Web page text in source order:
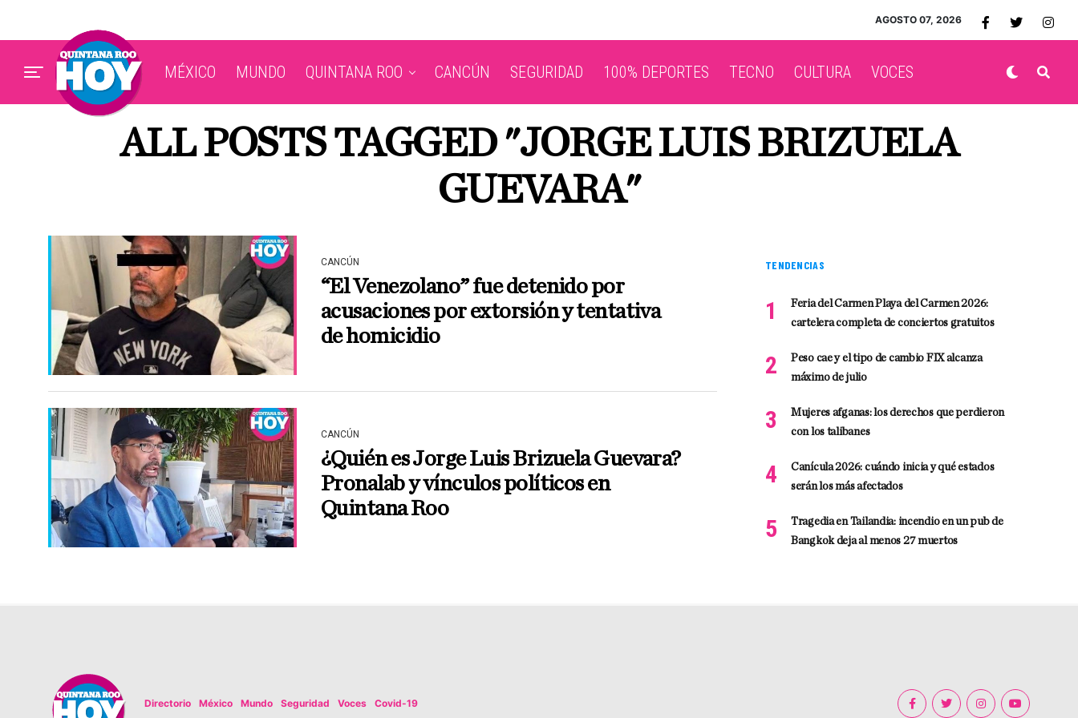
AGOSTO 07, 2026
MÉXICO MUNDO QUINTANA ROO CANCÚN SEGURIDAD 100% DEPORTES TECNO CULTURA VOCES
ALL POSTS TAGGED "JORGE LUIS BRIZUELA
GUEVARA"
CANCÚN
“El Venezolano” fue detenido por
acusaciones por extorsión y tentativa
de homicidio
CANCÚN
¿Quién es Jorge Luis Brizuela Guevara?
Pronalab y vínculos políticos en
Quintana Roo
TENDENCIAS
Feria del Carmen Playa del Carmen 2026:
cartelera completa de conciertos gratuitos
Peso cae y el tipo de cambio FIX alcanza
máximo de julio
Mujeres afganas: los derechos que perdieron
con los talibanes
Canícula 2026: cuándo inicia y qué estados
serán los más afectados
Tragedia en Tailandia: incendio en un pub de
Bangkok deja al menos 27 muertos
Directorio México Mundo Seguridad Voces
Covid-19